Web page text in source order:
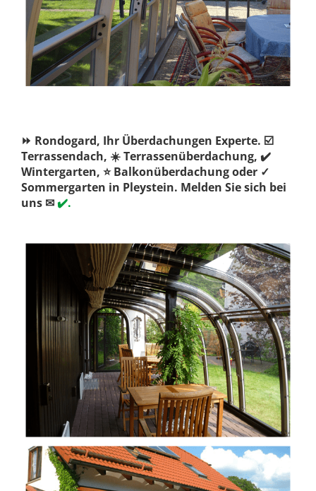
⏩ Rondogard, Ihr Überdachungen Experte. ☑️
Terrassendach, ☀️ Terrassenüberdachung, ✔️
Wintergarten, ⭐ Balkonüberdachung oder ✓
Sommergarten in Pleystein. Melden Sie sich bei
uns ✉✔️.